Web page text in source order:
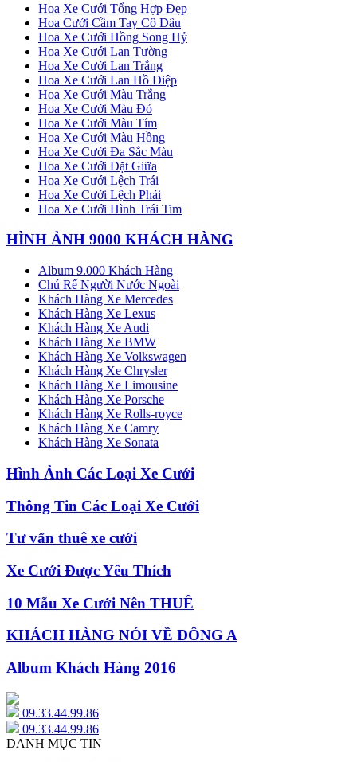
Hoa Xe Cưới Tổng Hợp Đẹp
Hoa Cưới Cầm Tay Cô Dâu
Hoa Xe Cưới Hồng Song Hỷ
Hoa Xe Cưới Lan Tường
Hoa Xe Cưới Lan Trắng
Hoa Xe Cưới Lan Hồ Điệp
Hoa Xe Cưới Màu Trắng
Hoa Xe Cưới Màu Đỏ
Hoa Xe Cưới Màu Tím
Hoa Xe Cưới Màu Hồng
Hoa Xe Cưới Đa Sắc Màu
Hoa Xe Cưới Đặt Giữa
Hoa Xe Cưới Lệch Trái
Hoa Xe Cưới Lệch Phải
Hoa Xe Cưới Hình Trái Tim
HÌNH ẢNH 9000 KHÁCH HÀNG
Album 9.000 Khách Hàng
Chú Rể Người Nước Ngoài
Khách Hàng Xe Mercedes
Khách Hàng Xe Lexus
Khách Hàng Xe Audi
Khách Hàng Xe BMW
Khách Hàng Xe Volkswagen
Khách Hàng Xe Chrysler
Khách Hàng Xe Limousine
Khách Hàng Xe Porsche
Khách Hàng Xe Rolls-royce
Khách Hàng Xe Camry
Khách Hàng Xe Sonata
Hình Ảnh Các Loại Xe Cưới
Thông Tin Các Loại Xe Cưới
Tư vấn thuê xe cưới
Xe Cưới Được Yêu Thích
10 Mẫu Xe Cưới Nên THUÊ
KHÁCH HÀNG NÓI VỀ ĐÔNG A
Album Khách Hàng 2016
09.33.44.99.86
09.33.44.99.86
DANH MỤC TIN